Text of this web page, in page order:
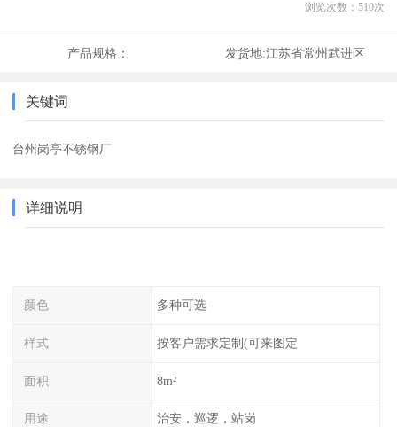
浏览次数： 510次
产品规格： 发货地:江苏省常州武进区
关键词
台州岗亭不锈钢厂
详细说明
颜色 多种可选
样式 按客户需求定制(可来图定
面积 8m²
用途 治安，巡逻，站岗